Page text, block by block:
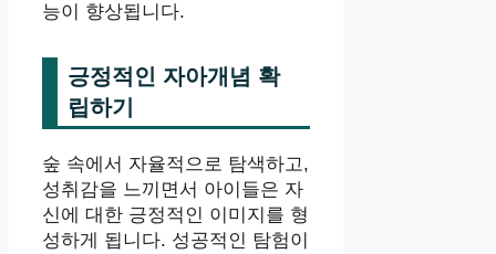
능이 향상됩니다.
긍정적인 자아개념 확
립하기
숲 속에서 자율적으로 탐색하고,
성취감을 느끼면서 아이들은 자
신에 대한 긍정적인 이미지를 형
성하게 됩니다. 성공적인 탐험이